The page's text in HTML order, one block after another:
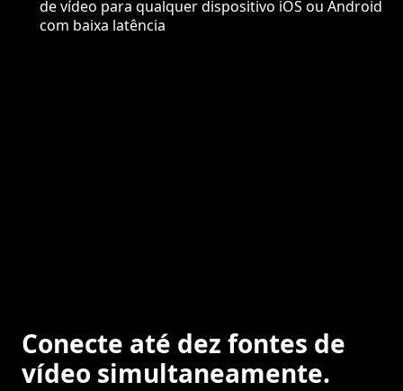
de vídeo para qualquer dispositivo iOS ou Android
com baixa latência
Conecte até dez fontes de
vídeo simultaneamente.